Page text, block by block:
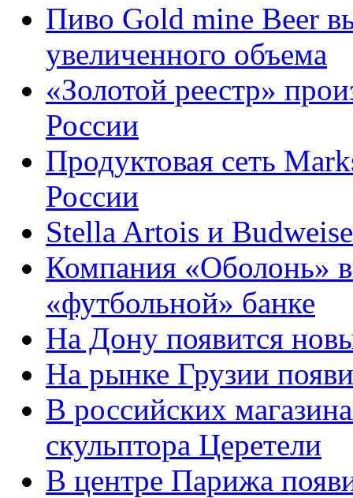
Пиво Gold mine Beer
увеличенного объема
«Золотой реестр»
России
Продуктовая сеть
России
Stella Artois и
Компания «Оболонь»
«футбольной» банке
На Дону появится
На рынке Грузии
В российских
скульптора Церетели
В центре Парижа